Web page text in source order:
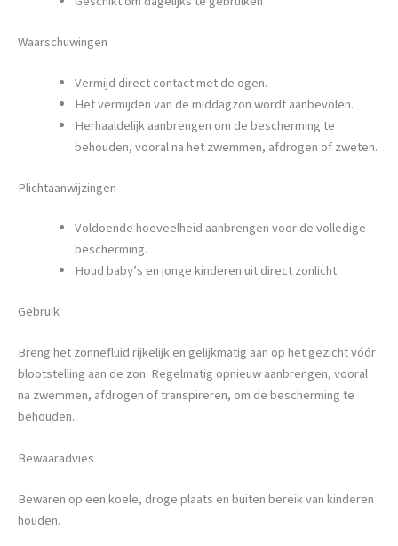
Waarschuwingen
Vermijd direct contact met de ogen.
Het vermijden van de middagzon wordt aanbevolen.
Herhaaldelijk aanbrengen om de bescherming te
behouden, vooral na het zwemmen, afdrogen of zweten.
Plichtaanwijzingen
Voldoende hoeveelheid aanbrengen voor de volledige
bescherming.
Houd baby’s en jonge kinderen uit direct zonlicht.
Gebruik
Breng het zonnefluid rijkelijk en gelijkmatig aan op het gezicht vóór
blootstelling aan de zon. Regelmatig opnieuw aanbrengen, vooral
na zwemmen, afdrogen of transpireren, om de bescherming te
behouden.
Bewaaradvies
Bewaren op een koele, droge plaats en buiten bereik van kinderen
houden.